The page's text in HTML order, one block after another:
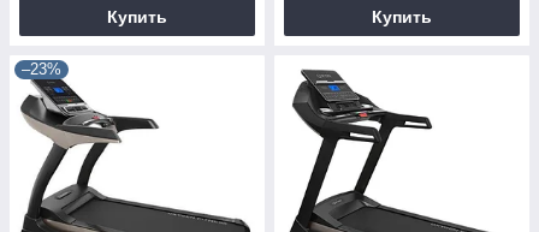
Купить Купить
–23%